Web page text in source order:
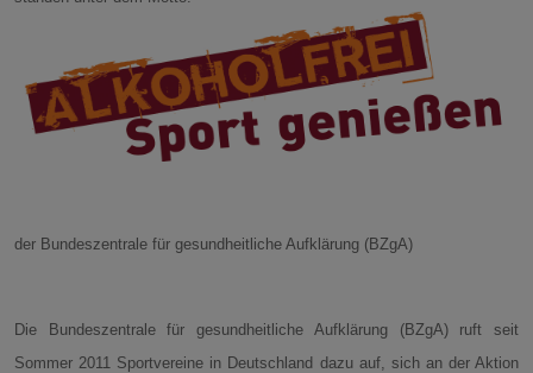
der Bundeszentrale für gesundheitliche Aufklärung (BZgA)
Die Bundeszentrale für gesundheitliche Aufklärung (BZgA) ruft seit
Sommer 2011 Sportvereine in Deutschland dazu auf, sich an der Aktion